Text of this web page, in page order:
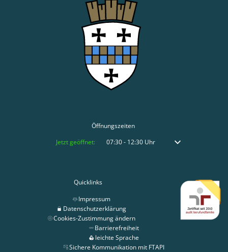
Öffnungszeiten
Klicken, um weitere Öffnungs- oder Schließzeiten auszublenden
Jetzt geöffnet: 07:30- 12:30Uhr Von 07:30 bis 12:30
Quicklinks
Impressum
Datenschutzerklärung
Cookies-Zustimmung ändern
Barrierefreiheit
leichte Sprache
Sichere Kommunikation mit FTAPI